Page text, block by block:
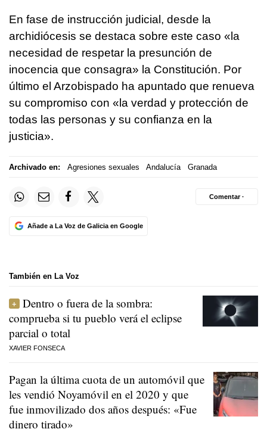
En fase de instrucción judicial, desde la
archidiócesis se destaca sobre este caso «la
necesidad de respetar la presunción de
inocencia que consagra» la Constitución. Por
último el Arzobispado ha apuntado que renueva
su compromiso con «la verdad y protección de
todas las personas y su confianza en la
justicia».
Archivado en: Agresiones sexuales Andalucía Granada
Añade a La Voz de Galicia en Google
Comentar ·
También en La Voz
Dentro o fuera de la sombra:
comprueba si tu pueblo verá el eclipse
parcial o total
XAVIER FONSECA
Pagan la última cuota de un automóvil que
les vendió Noyamóvil en el 2020 y que
fue inmovilizado dos años después: «Fue
dinero tirado»